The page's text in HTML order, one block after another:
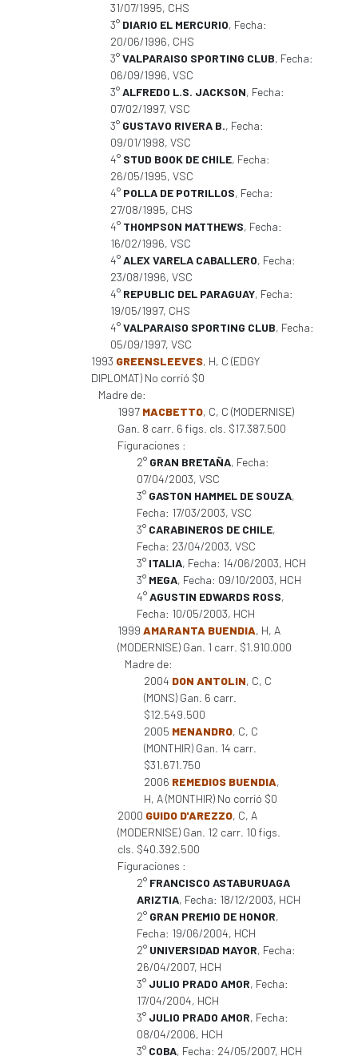
31/07/1995, CHS
3° DIARIO EL MERCURIO, Fecha:
20/06/1996, CHS
3°VALPARAISO SPORTING CLUB, Fecha:
06/09/1996, VSC
3°ALFREDO L.S. JACKSON, Fecha:
07/02/1997, VSC
3° GUSTAVO RIVERA B., Fecha:
09/01/1998, VSC
4° STUD BOOK DE CHILE, Fecha:
26/05/1995, VSC
4° POLLA DE POTRILLOS, Fecha:
27/08/1995, CHS
4° THOMPSON MATTHEWS, Fecha:
16/02/1996, VSC
4°ALEX VARELA CABALLERO, Fecha:
23/08/1996, VSC
4° REPUBLIC DEL PARAGUAY, Fecha:
19/05/1997, CHS
4°VALPARAISO SPORTING CLUB, Fecha:
05/09/1997, VSC
1993 GREENSLEEVES, H, C (EDGY
DIPLOMAT) No corrió $0
Madre de:
1997 MACBETTO, C, C (MODERNISE)
Gan. 8 carr. 6 figs. cls. $17.387.500
Figuraciones :
2° GRAN BRETAÑA, Fecha:
07/04/2003, VSC
3° GASTON HAMMEL DE SOUZA,
Fecha: 17/03/2003, VSC
3° CARABINEROS DE CHILE,
Fecha: 23/04/2003, VSC
3° ITALIA, Fecha: 14/06/2003, HCH
3° MEGA, Fecha: 09/10/2003, HCH
4°AGUSTIN EDWARDS ROSS,
Fecha: 10/05/2003, HCH
1999 AMARANTA BUENDIA, H, A
(MODERNISE) Gan. 1 carr. $1.910.000
Madre de:
2004 DON ANTOLIN, C, C
(MONS) Gan. 6 carr.
$12.549.500
2005 MENANDRO, C, C
(MONTHIR) Gan. 14 carr.
$31.671.750
2006 REMEDIOS BUENDIA,
H, A (MONTHIR) No corrió $0
2000 GUIDO D'AREZZO, C, A
(MODERNISE) Gan. 12 carr. 10 figs.
cls. $40.392.500
Figuraciones :
2° FRANCISCO ASTABURUAGA
ARIZTIA, Fecha: 18/12/2003, HCH
2° GRAN PREMIO DE HONOR,
Fecha: 19/06/2004, HCH
2° UNIVERSIDAD MAYOR, Fecha:
26/04/2007, HCH
3° JULIO PRADO AMOR, Fecha:
17/04/2004, HCH
3° JULIO PRADO AMOR, Fecha:
08/04/2006, HCH
3° COBA, Fecha: 24/05/2007, HCH